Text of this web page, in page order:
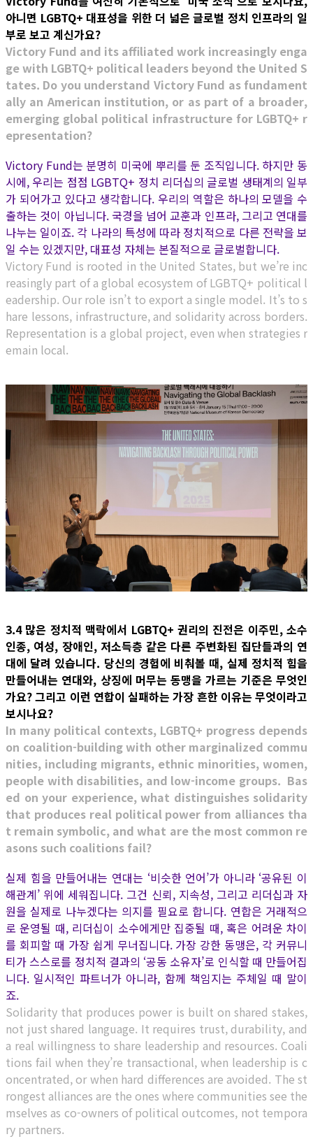
아니면 LGBTQ+ 대표성을 위한 더 넓은 글로벌 정치 인프라의 일
부로 보고 계신가요?
Victory Fund and its affiliated work increasingly enga
ge with LGBTQ+ political leaders beyond the United S
tates. Do you understand Victory Fund as fundament
ally an American institution, or as part of a broader,
emerging global political infrastructure for LGBTQ+ r
epresentation?
Victory Fund는 분명히 미국에 뿌리를 둔 조직입니다. 하지만 동
시에, 우리는 점점 LGBTQ+ 정치 리더십의 글로벌 생태계의 일부
가 되어가고 있다고 생각합니다. 우리의 역할은 하나의 모델을 수
출하는 것이 아닙니다. 국경을 넘어 교훈과 인프라, 그리고 연대를
나누는 일이죠. 각 나라의 특성에 따라 정치적으로 다른 전략을 보
일 수는 있겠지만, 대표성 자체는 본질적으로 글로벌합니다.
Victory Fund is rooted in the United States, but we’re inc
reasingly part of a global ecosystem of LGBTQ+ political l
eadership. Our role isn’t to export a single model. It’s to s
hare lessons, infrastructure, and solidarity across borders.
Representation is a global project, even when strategies r
emain local.
3.4 많은 정치적 맥락에서 LGBTQ+ 권리의 진전은 이주민, 소수
인종, 여성, 장애인, 저소득층 같은 다른 주변화된 집단들과의 연
대에 달려 있습니다. 당신의 경험에 비춰볼 때, 실제 정치적 힘을
만들어내는 연대와, 상징에 머무는 동맹을 가르는 기준은 무엇인
가요? 그리고 이런 연합이 실패하는 가장 흔한 이유는 무엇이라고
보시나요?
In many political contexts, LGBTQ+ progress depends
on coalition-building with other marginalized commu
nities, including migrants, ethnic minorities, women,
people with disabilities, and low-income groups. Bas
ed on your experience, what distinguishes solidarity
that produces real political power from alliances tha
t remain symbolic, and what are the most common re
asons such coalitions fail?
실제 힘을 만들어내는 연대는 ‘비슷한 언어’가 아니라 ‘공유된 이
해관계’ 위에 세워집니다. 그건 신뢰, 지속성, 그리고 리더십과 자
원을 실제로 나누겠다는 의지를 필요로 합니다. 연합은 거래적으
로 운영될 때, 리더십이 소수에게만 집중될 때, 혹은 어려운 차이
를 회피할 때 가장 쉽게 무너집니다. 가장 강한 동맹은, 각 커뮤니
티가 스스로를 정치적 결과의 ‘공동 소유자’로 인식할 때 만들어집
니다. 일시적인 파트너가 아니라, 함께 책임지는 주체일 때 말이
죠.
Solidarity that produces power is built on shared stakes,
not just shared language. It requires trust, durability, and
a real willingness to share leadership and resources. Coali
tions fail when they’re transactional, when leadership is c
oncentrated, or when hard differences are avoided. The st
rongest alliances are the ones where communities see the
mselves as co-owners of political outcomes, not tempora
ry partners.